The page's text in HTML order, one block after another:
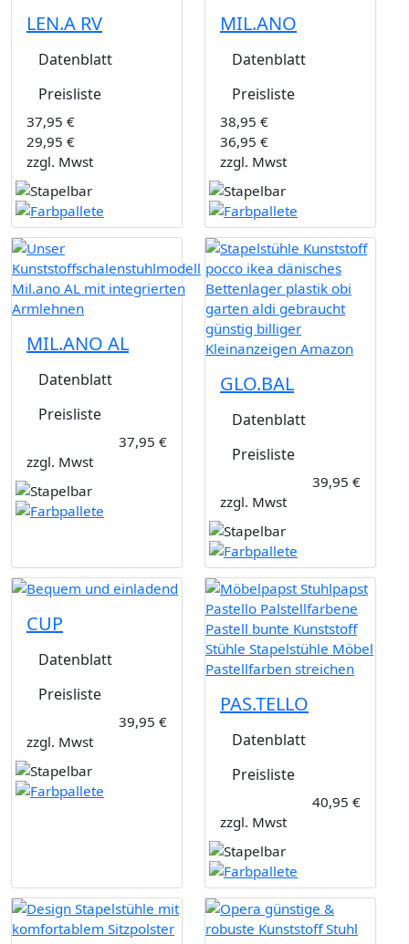
LEN.A RV
Datenblatt
Preisliste
37,95 €
29,95 €
zzgl. Mwst
MIL.ANO
Datenblatt
Preisliste
38,95 €
36,95 €
zzgl. Mwst
MIL.ANO AL
Datenblatt
Preisliste
37,95 €
zzgl. Mwst
GLO.BAL
Datenblatt
Preisliste
39,95 €
zzgl. Mwst
CUP
Datenblatt
Preisliste
39,95 €
zzgl. Mwst
PAS.TELLO
Datenblatt
Preisliste
40,95 €
zzgl. Mwst